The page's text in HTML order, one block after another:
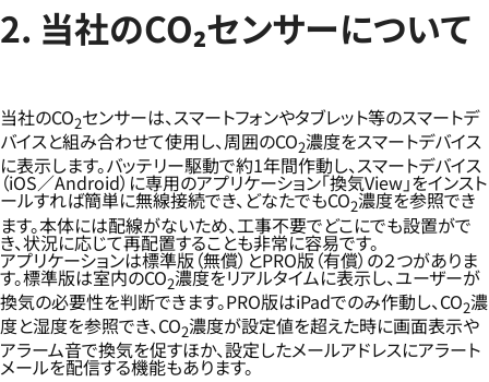
2. 当社のCO₂センサーについて
当社のCO2センサーは、スマートフォンやタブレット等のスマートデ
バイスと組み合わせて使用し、周囲のCO2濃度をスマートデバイス
に表示します。バッテリー駆動で約1年間作動し、スマートデバイス
（iOS／Android）に専用のアプリケーション「換気View」をインスト
ールすれば簡単に無線接続でき、どなたでもCO2濃度を参照でき
ます。本体には配線がないため、工事不要でどこにでも設置がで
き、状況に応じて再配置することも非常に容易です。
アプリケーションは標準版（無償）とPRO版（有償）の２つがありま
す。標準版は室内のCO2濃度をリアルタイムに表示し、ユーザーが
換気の必要性を判断できます。PRO版はiPadでのみ作動し、CO2濃
度と湿度を参照でき、CO2濃度が設定値を超えた時に画面表示や
アラーム音で換気を促すほか、設定したメールアドレスにアラート
メールを配信する機能もあります。